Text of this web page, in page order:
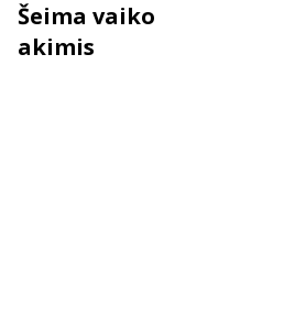
Šeima vaiko
akimis